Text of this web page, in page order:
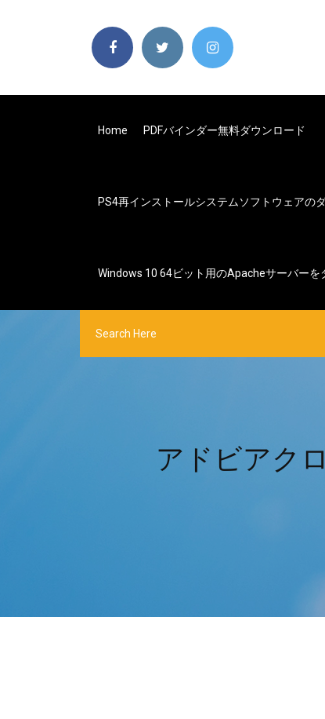
Home PDFバインダー無料ダウンロード
PS4再インストールシステムソフトウェアの
Windows 10 64ビット用のApacheサーバーを
アドビアク